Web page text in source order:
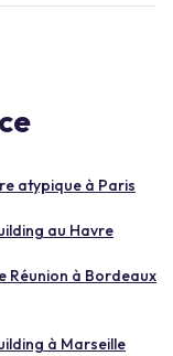
atypique à Paris
au Havre
Réunion à Bordeaux
à Marseille